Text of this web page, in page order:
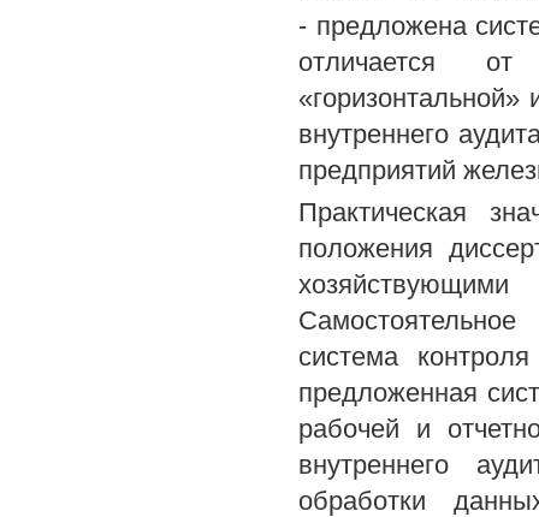
- предложена
отличается
«горизонтальной»
внутреннего
предприятий
Практическая
положения
система
предложенная
рабочей и
внутреннего
обработки